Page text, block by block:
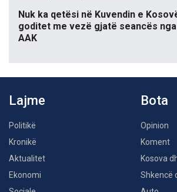
Nuk ka qetësi në Kuvendin e
goditet me vezë gjatë seancës
AAK
Lajme
Politikë
Kronikë
Aktualitet
Ekonomi
Bota
Opinion
Koment
Kosova
Shkencë